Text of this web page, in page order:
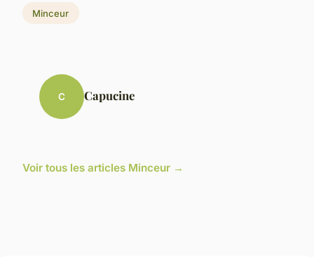
Minceur
C Capucine
Voir tous les articles Minceur →